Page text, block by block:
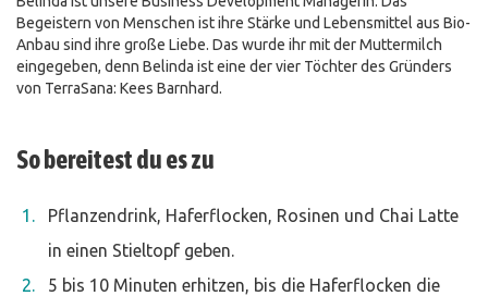
Begeistern von Menschen ist ihre Stärke und Lebensmittel aus Bio-
Anbau sind ihre große Liebe. Das wurde ihr mit der Muttermilch
eingegeben, denn Belinda ist eine der vier Töchter des Gründers
von TerraSana: Kees Barnhard.
So bereitest du es zu
Pflanzendrink, Haferflocken, Rosinen und Chai Latte
in einen Stieltopf geben.
5 bis 10 Minuten erhitzen, bis die Haferflocken die